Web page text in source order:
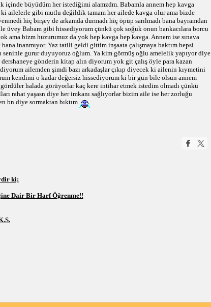
büyüdüm her istediğimi alamzdm. Babamla annem hep kavga
ki ailelerle gibi mutlu değildik tamam her ailede kavga olur ama bizde
hiç birşey de arkamda durmadı hiç öpüp sarılmadı bana bayramdan
üvey Babam gibi hissediyorum çünkü çok soğuk onun bankacılara borcu
ama bizm huzurumuz da yok hep kavga hep kavga. Annem ise sınava
inanmıyor. Yaz tatili geldi gittim inşaata çalışmaya baktım hepsi
seninle gurur duyuyoruz oğlum. Ya kim görmüş oğlu amelelik yapıyor diye
gönderin kitap alın diyorum yok git çalış öyle para kazan
ailemden şimdi bazı arkadaşlar çıkıp diyecek ki ailenin kıymetini
kendimi o kadar değersiz hissediyorum ki bir gün bile olsun annem
halada görüyorlar kaç kere intihar etmek istedim olmadı çünkü
rahat yaşasn diye her imkanı sağlıyorlar bizim aile ise her zorluğu
bn diye sormaktan bıktım
ki;
Dair Bir Harf Öğrenme!!